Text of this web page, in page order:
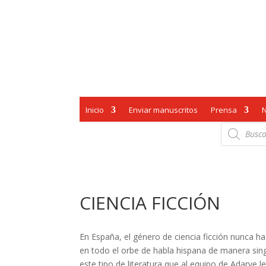
Inicio Enviar manuscritos Prensa
Búsqueda
de
productos
CIENCIA FICCIÓN
En España, el género de ciencia ficción nunca
en todo el orbe de habla hispana de manera